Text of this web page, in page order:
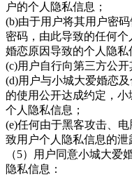
户的个人隐私信息；
(b)由于用户将其用户密
密码，由此导致的任何
婚恋原因导致的个人隐私
(c)用户自行向第三方公开
(d)用户与小城大爱婚恋
的使用公开达成约定， 小
个人隐私信息；
(e)任何由于黑客攻击、
致用户个人隐私信息的泄
（5）用户同意小城大爱
隐私信息：